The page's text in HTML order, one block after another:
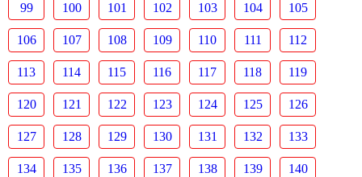
99 100 101 102 103 104 105
106 107 108 109 110 111 112
113 114 115 116 117 118 119
120 121 122 123 124 125 126
127 128 129 130 131 132 133
134 135 136 137 138 139 140